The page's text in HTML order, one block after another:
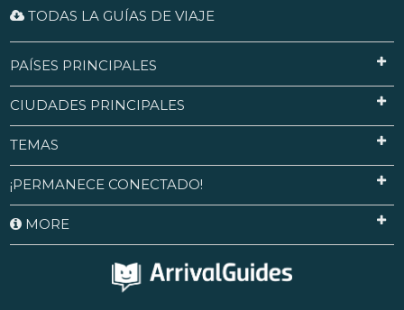
TODAS LA GUÍAS DE VIAJE
PAÍSES PRINCIPALES
CIUDADES PRINCIPALES
TEMAS
¡PERMANECE CONECTADO!
MORE